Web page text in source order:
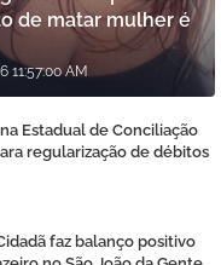
de matar mulher é
11:57:00 AM
Estadual de Conciliação
regularização de débitos
faz balanço positivo